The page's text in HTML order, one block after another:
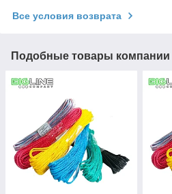
Все условия возврата
Подобные товары компании